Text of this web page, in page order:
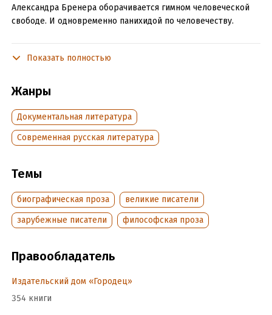
Александра Бренера оборачивается гимном человеческой
свободе. И одновременно панихидой по человечеству.
Дата написания:
Объем:196376
Год издания:2021
Дата поступления:6 марта 2021
Время на чтение:
Показать полностью
Жанры
Документальная литература
Современная русская литература
Темы
биографическая проза
великие писатели
зарубежные писатели
философская проза
Правообладатель
Издательский дом «Городец»
354 книги